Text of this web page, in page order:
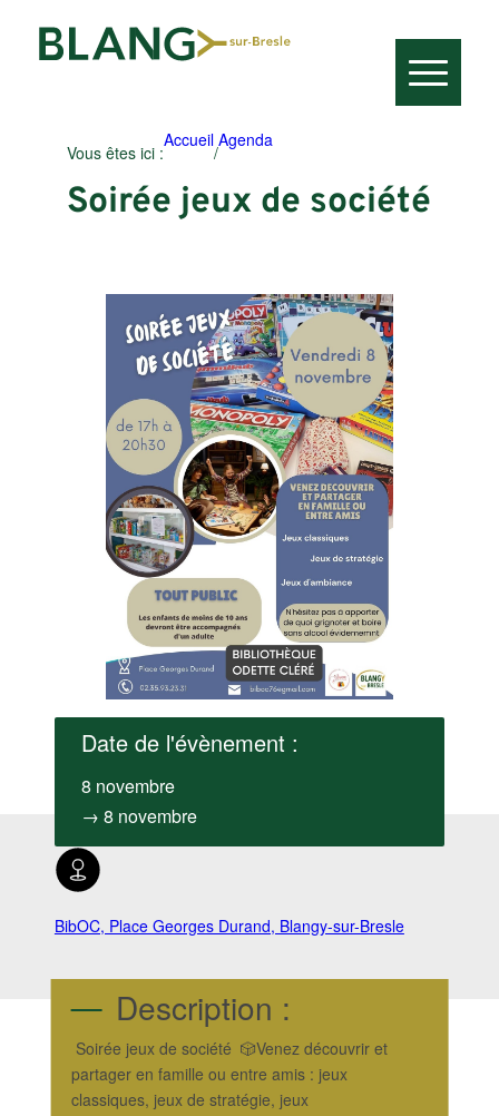
Vous êtes ici :
Accueil
/
Agenda
Soirée jeux de société
Date de l'évènement :
8 novembre
→ 8 novembre
BibOC, Place Georges Durand, Blangy-sur-Bresle
Description :
Soirée jeux de société 🎲Venez découvrir et
partager en famille ou entre amis : jeux
classiques, jeux de stratégie, jeux